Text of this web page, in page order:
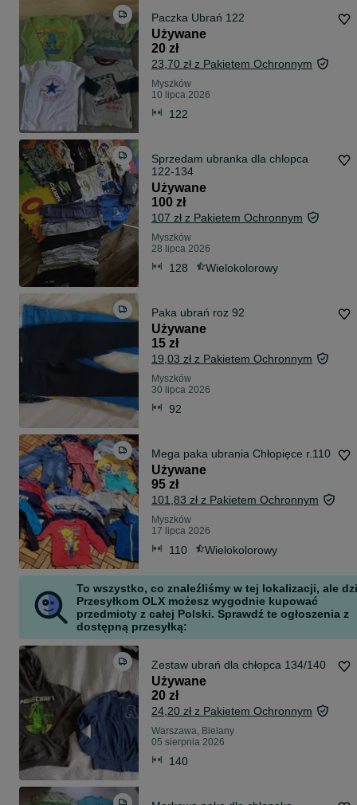
Paczka Ubrań 122
Używane
20 zł
23,70 zł z Pakietem Ochronnym
Myszków
10 lipca 2026
122
Sprzedam ubranka dla chlopca
122-134
Używane
100 zł
107 zł z Pakietem Ochronnym
Myszków
28 lipca 2026
128 Wielokolorowy
Paka ubrań roz 92
Używane
15 zł
19,03 zł z Pakietem Ochronnym
Myszków
30 lipca 2026
92
Mega paka ubrania Chłopięce r.110
Używane
95 zł
101,83 zł z Pakietem Ochronnym
Myszków
17 lipca 2026
110 Wielokolorowy
To wszystko, co znaleźliśmy w tej lokalizacji, ale
Przesyłkom OLX możesz wygodnie kupować
przedmioty z całej Polski. Sprawdź te ogłoszenia z
dostępną przesyłką:
Zestaw ubrań dla chłopca 134/140
Używane
20 zł
24,20 zł z Pakietem Ochronnym
Warszawa, Bielany
05 sierpnia 2026
140